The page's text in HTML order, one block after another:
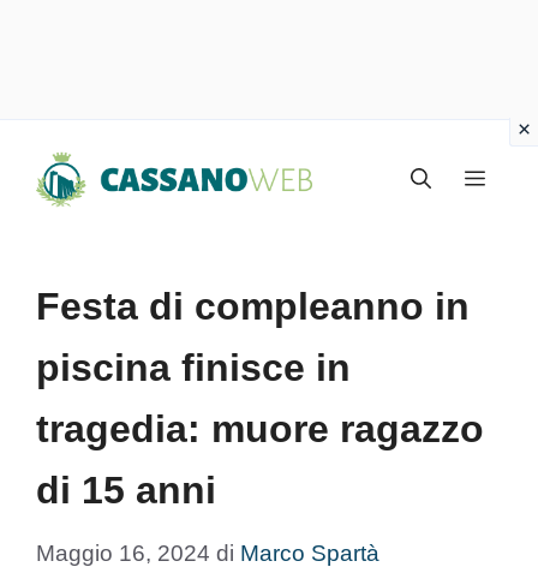
Menu
Festa di compleanno in
piscina finisce in
tragedia: muore ragazzo
di 15 anni
Maggio 16, 2024 di Marco Spartà